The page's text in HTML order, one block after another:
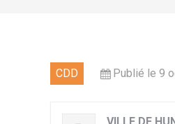
CDD Publié le 9